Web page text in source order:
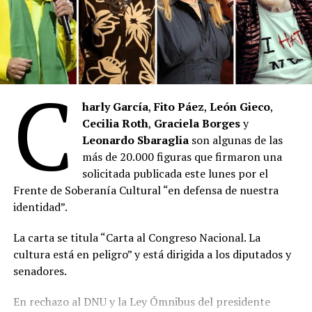
Biblioteca Populares (Conabip).
“Es sano exponer los privilegios de unos pocos, es sano
mover nuestro marco normativo hacia adelante
modificando cosas que el tiempo había enquistado (…)
es sano escuchar, corregir, aprender”, dice el documento
que incorpora medidas específicas para garantizar que
el Instituto Nacional de Cine y Artes Audiovisuales
INCAA
) promocione al cine nacional y mantenga
intactos los alcances del Fondo de Fomento
Cinematográfico.
En cuanto al Instituto Nacional de la Música (
CONABIP, “en pos de una gestión más eficiente”, se
establecen restricciones de gastos para elINAMUy la
CONABIP. Limitar también los egresos al 20% de los
utilización eficaz de los recursos disponibles, evitando
C harly García,Fito Páez,León Gieco,
Cecilia Roth, Graciela Borgesy
Leonardo Sbaraglia son algunas de las
más de 20.000 figuras que firmaron una
solicitada publicada este lunes por el
Frente de Soberanía Cultural “en defensa de nuestra
identidad”.
La carta se titula “Carta al Congreso Nacional. La
cultura está en peligro” y está dirigida a los diputados y
senadores.
En rechazo al DNU y la Ley Ómnibus del presidente